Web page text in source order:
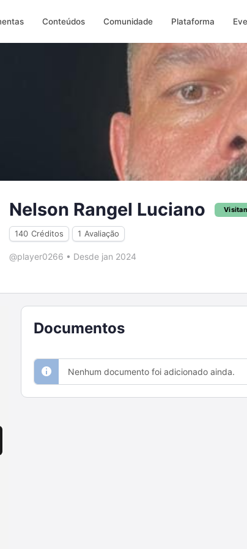
Conteúdos Comunidade Plataforma
Nelson Rangel Luciano
140 Créditos 1 Avaliação
@player0266 • Desde jan 2024
Documentos
Nenhum documento foi adicionado ainda.